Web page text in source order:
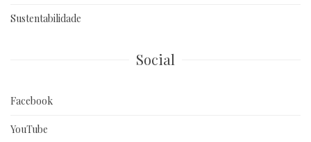
Sustentabilidade
Social
Facebook
YouTube